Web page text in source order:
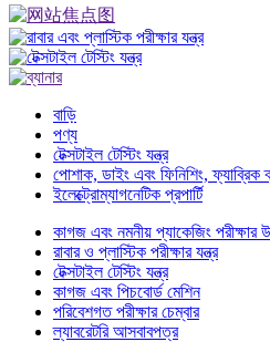
বাড়ি
পণ্য
টেক্সটাইল টেস্টিং যন্ত্র
পোশাক, ডাইং এবং ফিনিশিং, ফ্যাব্রিক
ইলেক্ট্রোম্যাগনেটিক প্রপার্টি
কাগজ এবং নমনীয় প্যাকেজিং পরীক্ষার
রাবার ও প্লাস্টিক পরীক্ষার যন্ত্র
টেক্সটাইল টেস্টিং যন্ত্র
কাগজ এবং পিচবোর্ড মেশিন
পরিবেশগত পরীক্ষার চেম্বার
ল্যাবরেটরি আসবাবপত্র